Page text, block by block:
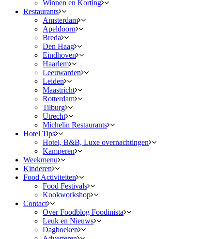
Winnen en Korting
Restaurants
Amsterdam
Apeldoorn
Breda
Den Haag
Eindhoven
Haarlem
Leeuwarden
Leiden
Maastricht
Rotterdam
Tilburg
Utrecht
Michelin Restaurants
Hotel Tips
Hotel, B&B, Luxe overnachtingen
Kamperen
Weekmenu
Kinderen
Food Activiteiten
Food Festivals
Kookworkshop
Contact
Over Foodblog Foodinista
Leuk en Nieuws
Dagboeken